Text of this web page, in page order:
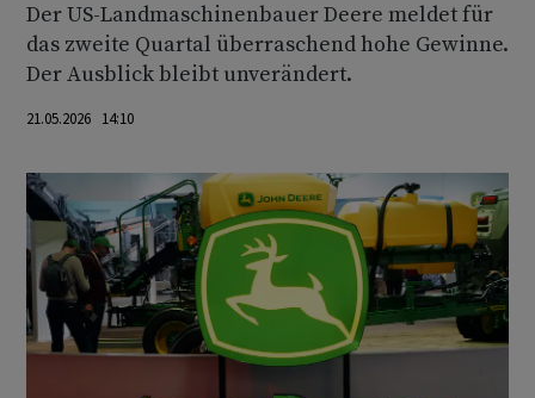
Der US-Landmaschinenbauer Deere meldet für
das zweite Quartal überraschend hohe Gewinne.
Der Ausblick bleibt unverändert.
21.05.2026 14:10